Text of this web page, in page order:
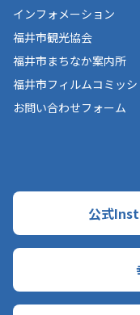
インフォメーション
福井市観光協会
福井市まちなか案内所
福井市フィルムコミッシ
お問い合わせフォーム
公式